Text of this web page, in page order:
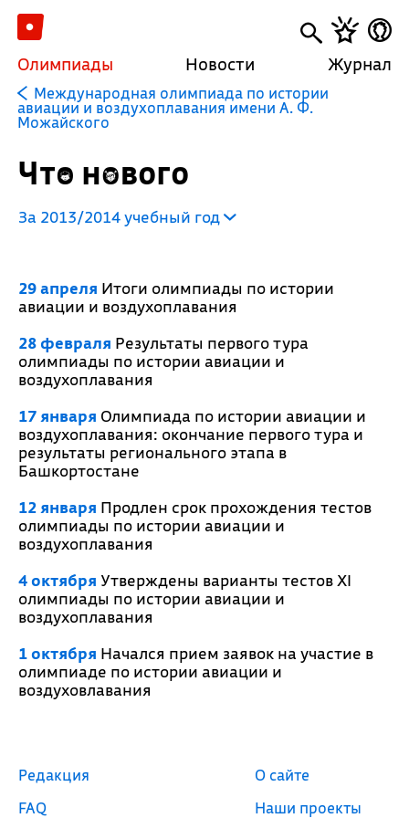
Олимпиады Новости Журнал
Международная олимпиада по истории
авиации и воздухоплавания имени А. Ф.
Можайского
Что нового
За 2013/2014 учебный год
29 апреля Итоги олимпиады по истории
авиации и воздухоплавания
28 февраля Результаты первого тура
олимпиады по истории авиации и
воздухоплавания
17 января Олимпиада по истории авиации и
воздухоплавания: окончание первого тура и
результаты регионального этапа в
Башкортостане
12 января Продлен срок прохождения тестов
олимпиады по истории авиации и
воздухоплавания
4 октября Утверждены варианты тестов XI
олимпиады по истории авиации и
воздухоплавания
1 октября Начался прием заявок на участие в
олимпиаде по истории авиации и
воздуховлавания
Редакция
FAQ
О сайте
Наши проекты